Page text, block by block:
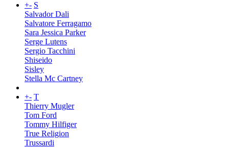
+- S
Salvador Dali
Salvatore Ferragamo
Sara Jessica Parker
Serge Lutens
Sergio Tacchini
Shiseido
Sisley
Stella Mc Cartney
+- T
Thierry Mugler
Tom Ford
Tommy Hilfiger
True Religion
Trussardi